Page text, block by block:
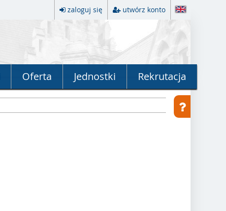
zaloguj się utwórz konto
Oferta Jednostki Rekrutacja